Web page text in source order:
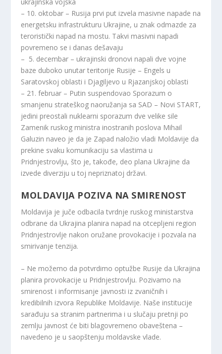
– 10. oktobar – Rusija prvi put izvela masivne napade na
energetsku infrastrukturu Ukrajine, u znak odmazde za
teroristički napad na mostu. Takvi masivni napadi
povremeno se i danas dešavaju
– 5. decembar – ukrajinski dronovi napali dve vojne
baze duboko unutar teritorije Rusije – Engels u
Saratovskoj oblasti i Djagiljevo u Rjazanjskoj oblasti
– 21. februar – Putin suspendovao Sporazum o
smanjenu strateškog naoružanja sa SAD – Novi START,
jedini preostali nuklearni sporazum dve velike sile
Zamenik ruskog ministra inostranih poslova Mihail
Galuzin naveo je da je Zapad naložio vladi Moldavije da
prekine svaku komunikaciju sa vlastima u
Pridnjestrovlju, što je, takođe, deo plana Ukrajine da
izvede diverziju u toj nepriznatoj državi.
MOLDAVIJA POZIVA NA SMIRENOST
Moldavija je juče odbacila tvrdnje ruskog ministarstva
odbrane da Ukrajina planira napad na otcepljeni region
Pridnjestrovlje nakon oružane provokacije i pozvala na
smirivanje tenzija.
– Ne možemo da potvrdimo optužbe Rusije da Ukrajina
planira provokacije u Pridnjestrovlju. Pozivamo na
smirenost i informisanje javnosti iz zvaničnih i
kredibilnih izvora Republike Moldavije. Naše institucije
sarađuju sa stranim partnerima i u slučaju pretnji po
zemlju javnost će biti blagovremeno obaveštena –
navedeno je u saopštenju moldavske vlade.